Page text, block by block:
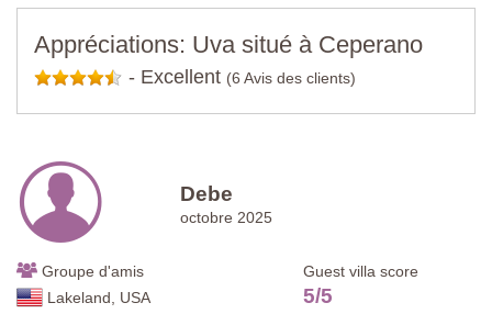
Appréciations: Uva situé à Ceperano
- Excellent (6 Avis des clients)
Debe
octobre 2025
Groupe d'amis
Lakeland, USA
Guest villa score
5/5